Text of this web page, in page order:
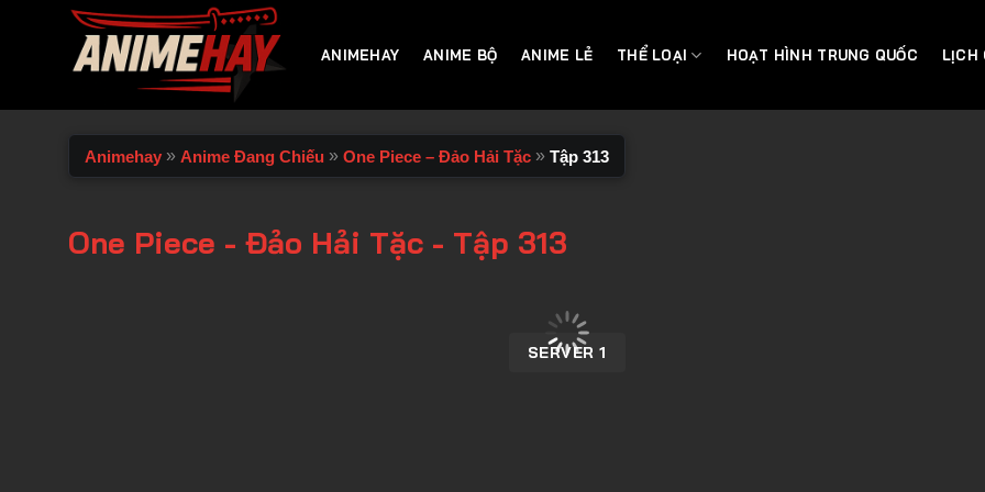
ANIMEHAY ANIME BỘ ANIME LẺ THỂ LOẠI HOẠT HÌNH TRUNG QUỐC LỊCH
Animehay » Anime Đang Chiếu » One Piece – Đảo Hải Tặc » Tập 313
One Piece - Đảo Hải Tặc - Tập 313
SERVER 1